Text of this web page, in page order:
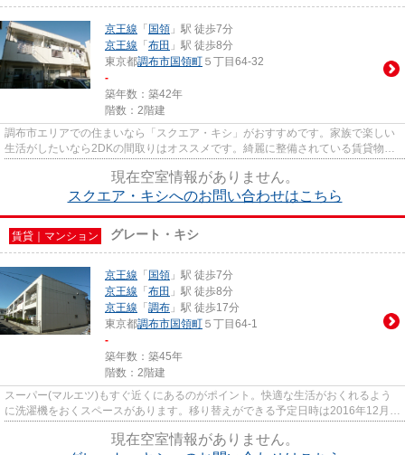
京王線 「 国領 」駅 徒歩7分
京王線 「 布田 」駅 徒歩8分
東京都調布市国領町 ５丁目64-32
-
築年数：築42年
階数：2階建
調布市エリアでの住まいなら「スクエア・キシ」がおすすめです。家族で楽しい
生活がしたいなら2DKの間取りはオススメです。綺麗に整備されている賃貸物件
現在空室情報がありません。
スクエア・キシへのお問い合わせはこちら
賃貸｜マンション グレート・キシ
京王線 「 国領 」駅 徒歩7分
京王線 「 布田 」駅 徒歩8分
京王線 「 調布 」駅 徒歩17分
東京都調布市国領町 ５丁目64-1
-
築年数：築45年
階数：2階建
スーパー(マルエツ)もすぐ近くにあるのがポイント。快適な生活がおくれるよう
に洗濯機をおくスペースがあります。移り替えができる予定日時は2016年12月で
現在空室情報がありません。